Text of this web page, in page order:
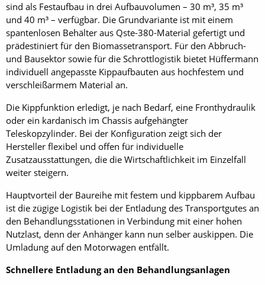
sind als Festaufbau in drei Aufbauvolumen – 30 m³, 35 m³
und 40 m³ – verfügbar. Die Grundvariante ist mit einem
spantenlosen Behälter aus Qste-380-Material gefertigt und
prädestiniert für den Biomassetransport. Für den Abbruch-
und Bausektor sowie für die Schrottlogistik bietet Hüffermann
individuell angepasste Kippaufbauten aus hochfestem und
verschleißarmem Material an.
Die Kippfunktion erledigt, je nach Bedarf, eine Fronthydraulik
oder ein kardanisch im Chassis aufgehängter
Teleskopzylinder. Bei der Konfiguration zeigt sich der
Hersteller flexibel und offen für individuelle
Zusatzausstattungen, die die Wirtschaftlichkeit im Einzelfall
weiter steigern.
Hauptvorteil der Baureihe mit festem und kippbarem Aufbau
ist die zügige Logistik bei der Entladung des Transportgutes an
den Behandlungsstationen in Verbindung mit einer hohen
Nutzlast, denn der Anhänger kann nun selber auskippen. Die
Umladung auf den Motorwagen entfällt.
Schnellere Entladung an den Behandlungsanlagen